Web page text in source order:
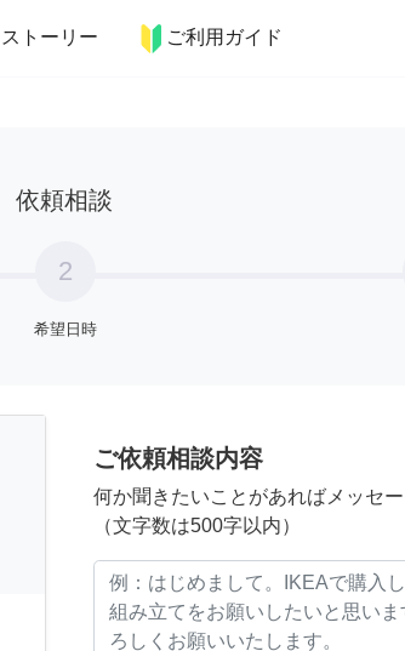
ストーリー ご利用ガイド
習い事 ペット 料理
依頼相談
2
希望日時
ご依頼相談内容
何か聞きたいことがあればメッセ
（文字数は500字以内）